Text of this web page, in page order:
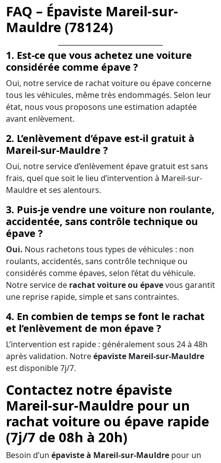
FAQ – Épaviste Mareil-sur-
Mauldre (78124)
1. Est-ce que vous achetez une voiture
considérée comme épave ?
Oui, notre service de rachat voiture ou épave concerne
tous les véhicules, même très endommagés. Selon leur
état, nous vous proposons une estimation adaptée
avant enlèvement.
2. L’enlèvement d’épave est-il gratuit à
Mareil-sur-Mauldre ?
Oui, notre service d’enlèvement épave gratuit est sans
frais, quel que soit le lieu d’intervention à Mareil-sur-
Mauldre et ses alentours.
3. Puis-je vendre une voiture non roulante,
accidentée, sans contrôle technique ou
épave ?
Oui. Nous rachetons tous types de véhicules : non
roulants, accidentés, sans contrôle technique ou
considérés comme épaves, selon l’état du véhicule.
Notre service de rachat voiture ou épavevous garantit
une reprise rapide, simple et sans contraintes.
4. En combien de temps se font le rachat
et l’enlèvement de mon épave ?
L’intervention est rapide : généralement sous 24 à 48h
après validation. Notreépaviste Mareil-sur-Mauldre
est disponible 7j/7.
Contactez notre épaviste
Mareil-sur-Mauldre pour un
rachat voiture ou épave rapide
(7j/7 de 08h à 20h)
Besoin d’un épaviste à Mareil-sur-Mauldre pour un